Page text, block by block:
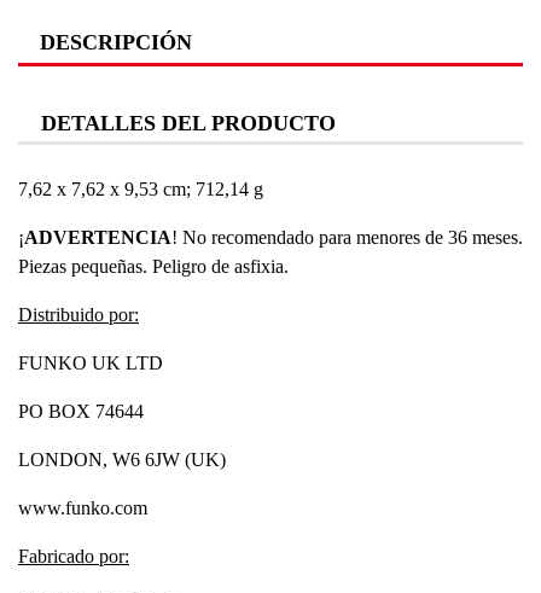
DESCRIPCIÓN
DETALLES DEL PRODUCTO
‎7,62 x 7,62 x 9,53 cm; 712,14 g
¡ADVERTENCIA! No recomendado para menores de 36 meses.
Piezas pequeñas. Peligro de asfixia.
Distribuido por:
FUNKO UK LTD
PO BOX 74644
LONDON, W6 6JW (UK)
www.funko.com
Fabricado por: